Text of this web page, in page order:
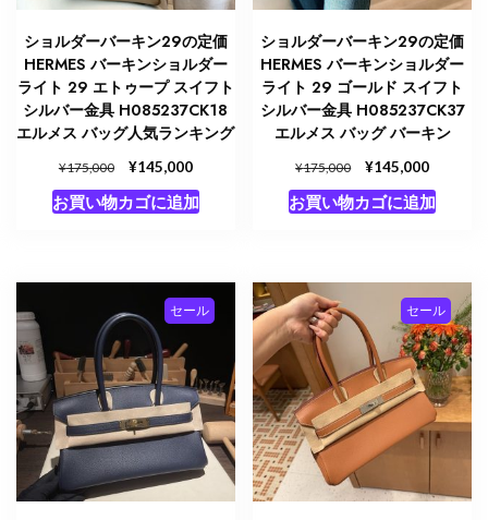
ショルダーバーキン29の定価
HERMES バーキンショルダー
ライト 29 エトゥープ スイフト
シルバー金具 H085237CK18
エルメス バッグ人気ランキング
¥175,000
元
の
価
し
た。
¥145,000現
在
の
¥145,000
で
お買い物カゴに追加
ショルダーバーキン29の定価
HERMES バーキンショルダー
ライト 29 ゴールド スイフト
シルバー金具 H085237CK37
エルメス バッグ バーキン
¥175,000
元
の
価
し
た。
¥145,000現
在
の
で
す。
お買い物カゴに追加
セール セール